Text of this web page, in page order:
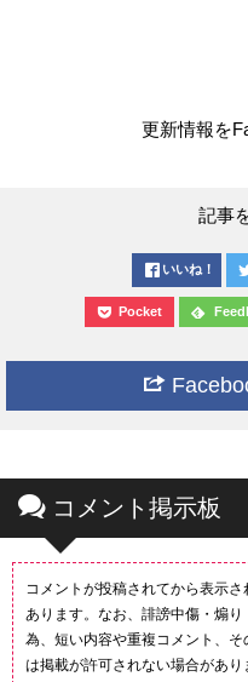
更新情報を
記事
いいね！
Pocket
コメント掲示板
コメントが投稿されてから表示
あります。なお、誹謗中傷・煽
為、短い内容や重複コメント、
は掲載が許可されない場合があり